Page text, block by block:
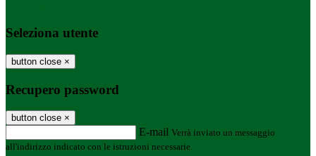
Seleziona utente
button close ×
Recupero password
button close ×
E-mail Verrà inviato un messaggio
all'indirizzo indicato con le istruzioni necessarie.